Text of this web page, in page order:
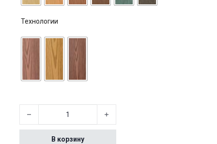
Технологии
Количество товара Waterproof Hollow Composite Outdoor
В корзину